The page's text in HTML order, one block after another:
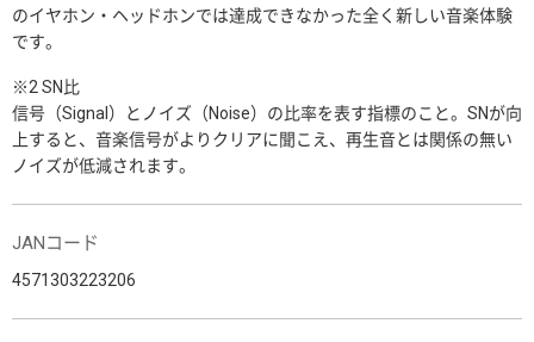
のイヤホン・ヘッドホンでは達成できなかった全く新しい音楽体験
です。
※2 SN比
信号（Signal）とノイズ（Noise）の比率を表す指標のこと。SNが向
上すると、音楽信号がよりクリアに聞こえ、再生音とは関係の無い
ノイズが低減されます。
JANコード
4571303223206